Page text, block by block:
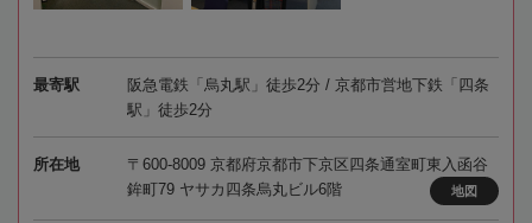
最寄駅
阪急電鉄「烏丸駅」徒歩2分 / 京都市営地下鉄「四条
駅」徒歩2分
所在地
〒600-8009 京都府京都市下京区四条通室町東入函谷
鉾町79 ヤサカ四条烏丸ビル6階
地図